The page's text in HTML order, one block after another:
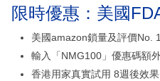
限時優惠：美國
美國amazon鎖量及評價No. 1
輸入「NMG100」優惠碼額
香港用家真實試用 8週後效